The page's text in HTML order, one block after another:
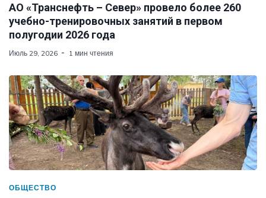
АО «Транснефть – Север» провело более 260
учебно-тренировочных занятий в первом
полугодии 2026 года
Июль 29, 2026 1 мин чтения
ОБЩЕСТВО